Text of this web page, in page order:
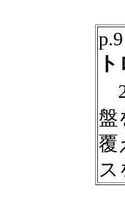
p.9
盤
覆